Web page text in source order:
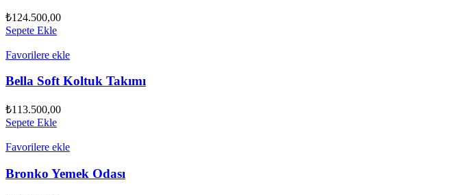
₺124.500,00
Sepete Ekle
Favorilere ekle
Bella Soft Koltuk Takımı
₺113.500,00
Sepete Ekle
Favorilere ekle
Bronko Yemek Odası